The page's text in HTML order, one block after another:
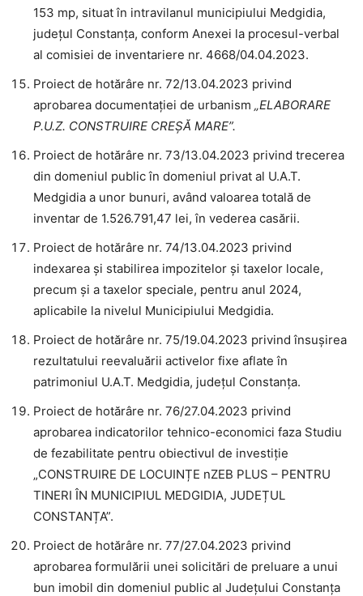
153 mp, situat în intravilanul municipiului Medgidia,
județul Constanța, conform Anexei la procesul-verbal
al comisiei de inventariere nr. 4668/04.04.2023.
Proiect de hotărâre nr. 72/13.04.2023 privind
aprobarea documentației de urbanism „ELABORARE
P.U.Z. CONSTRUIRE CREȘĂ MARE”.
Proiect de hotărâre nr. 73/13.04.2023 privind trecerea
din domeniul public în domeniul privat al U.A.T.
Medgidia a unor bunuri, având valoarea totală de
inventar de 1.526.791,47 lei, în vederea casării.
Proiect de hotărâre nr. 74/13.04.2023 privind
indexarea și stabilirea impozitelor și taxelor locale,
precum și a taxelor speciale, pentru anul 2024,
aplicabile la nivelul Municipiului Medgidia.
Proiect de hotărâre nr. 75/19.04.2023 privind însușirea
rezultatului reevaluării activelor fixe aflate în
patrimoniul U.A.T. Medgidia, județul Constanța.
Proiect de hotărâre nr. 76/27.04.2023 privind
aprobarea indicatorilor tehnico-economici faza Studiu
de fezabilitate pentru obiectivul de investiție
„CONSTRUIRE DE LOCUINȚE nZEB PLUS – PENTRU
TINERI ÎN MUNICIPIUL MEDGIDIA, JUDEȚUL
CONSTANȚA”.
Proiect de hotărâre nr. 77/27.04.2023 privind
aprobarea formulării unei solicitări de preluare a unui
bun imobil din domeniul public al Județului Constanța